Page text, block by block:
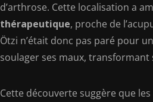
d’arthrose. Cette localisation a
thérapeutique, proche de
Ötzi n’était donc pas paré pour
soulager ses maux,
Cette découverte suggère que